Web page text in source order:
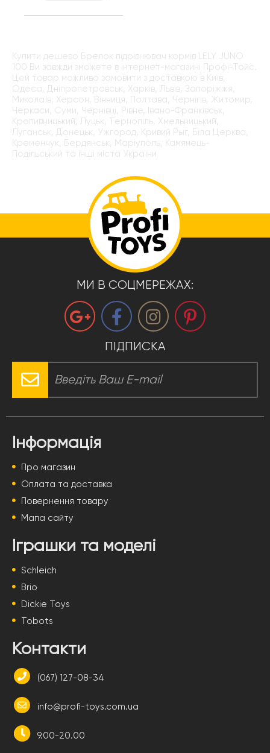
Купити дешево Брелок підрівнювач кормів LELY JUNO
100 Ви завжди зможете в інтернет-магазині Профі-Тойс.
Цей товар можливо замовити з доставкою в Київ,
Одеса, Дніпропетровськ, Харків, Львів, Запоріжжя,
Миколаїв, Херсон, Вінниця, Полтава, Чернігів, Житомир,
Черкаси, Суми, Чернівці, Рівне, Івано-Франківськ,
Кропивницький, Луцьк, Тернопіль, Хмельницький,
Луганськ, Донецьк, Ужгород, Кривий Рыг, Біла Церква,
Кременчук, Бердянськ, Маріуполь, Камянець-
Подільський та інші міста України
МИ В СОЦМЕРЕЖАХ:
ПІДПИСКА
Інформація
Про магазин
Оплата та доставка
Повернення товару
Мапа сайту
Іграшки та моделі
Schleich
Brio
Dickie Toys
Tobots
Контакти
(067) 127-08-34
info@profi-toys.com.ua
9.00-20.00